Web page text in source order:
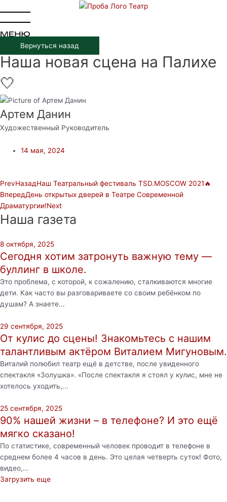
Вернуться назад
Наша новая сцена на Палихе
🤍
Артем Данин
Художественный Руководитель
14 мая, 2024
PrevНазадНаш Театральный фестиваль TSD.MOSCOW 2021🔥
ВпередДень открытых дверей в Театре Современной
Драматургии!Next
Наша газета
8 октября, 2025
Сегодня хотим затронуть важную тему —
буллинг в школе.
Это проблема, с которой, к сожалению, сталкиваются многие
дети. Как часто вы разговариваете со своим ребёнком по
душам? А знаете...
29 сентября, 2025
От кулис до сцены! Знакомьтесь с нашим
талантливым актёром Виталием Мигуновым.
Виталий полюбил театр ещё в детстве, после увиденного
спектакля «Золушка». «После спектакля я стоял у кулис, мне не
хотелось уходить,...
25 сентября, 2025
90% нашей жизни – в телефоне? И это ещё
мягко сказано!
По статистике, современный человек проводит в телефоне в
среднем более 4 часов в день. Это целая четверть суток! Фото,
видео,...
Загрузить еще